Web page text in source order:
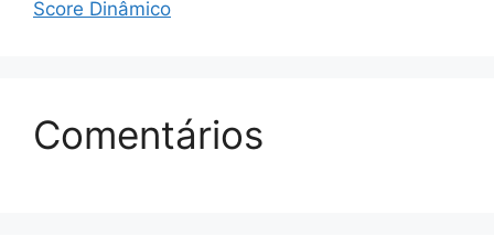
Score Dinâmico
Comentários